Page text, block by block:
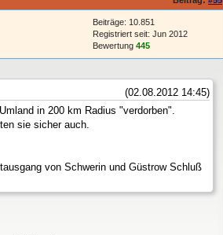
Beiträge: 10.851
Registriert seit: Jun 2012
Bewertung 445
(02.08.2012 14:45)
in 200 km Radius "verdorben".
sie sicher auch.
von Schwerin und Güstrow Schluß